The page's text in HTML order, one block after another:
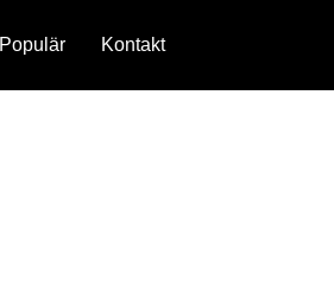
Populär Kontakt